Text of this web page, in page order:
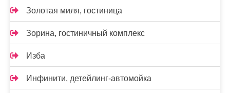
Золотая миля, гостиница
Зорина, гостиничный комплекс
Изба
Инфинити, детейлинг-автомойка